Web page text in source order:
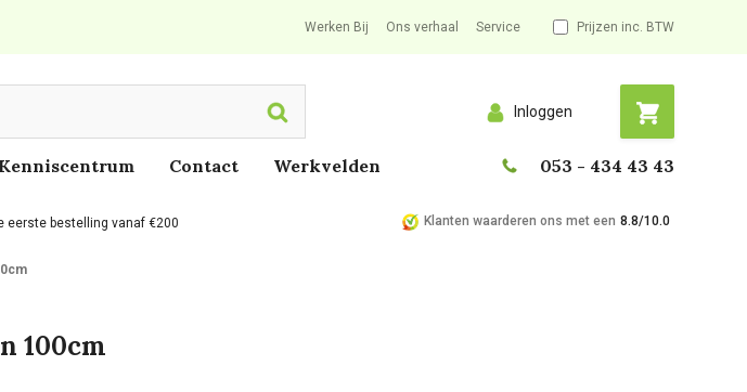
Werken Bij Ons verhaal Service Prijzen inc. BTW
Search Inloggen
Kenniscentrum Contact Werkvelden 053 - 434 43 43
eerste bestelling vanaf €200 Klanten waarderen ons met een 8.8/10.0
100cm